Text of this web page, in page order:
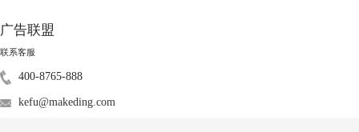
广告联盟
联系客服
400-8765-888
kefu@makeding.com